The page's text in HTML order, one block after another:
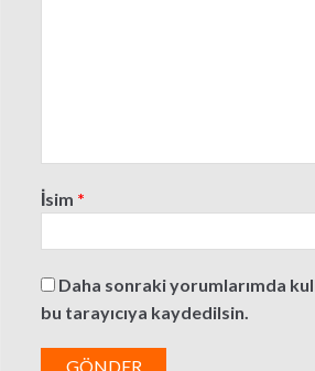
İsim *
Daha sonraki yorumlarımda
bu tarayıcıya kaydedilsin.